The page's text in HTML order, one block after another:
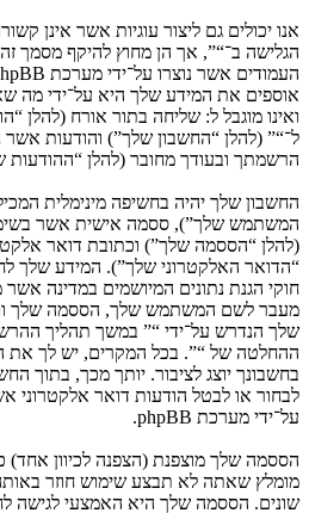
הגלישה ב־“”, אך הן מחוץ להיקף מסמך
אוספים את המידע שלך היא על־ידי מה
ואינו מוגבל ל: שליחה בתור אורח (להלן
ל־“” (להלן “החשבון שלך”) והודעות אשר
הרשמתך ובעודך מחובר (להלן “ההודעות
החשבון שלך יהיה בחשיפה מינימלית
המשתמש שלך”), ססמה אישית אשר
(להלן “הססמה שלך”) וכתובת דואר
“הדואר האלקטרוני שלך”). המידע שלך
חוקי הגנת נתונים המיושמים במדינה
מעבר לשם המשתמש שלך, הססמה שלך
שלך הנדרש על־ידי “” במשך תהליך
ההחלטה של “”. בכל המקרים, יש לך את
בחשבונך יוצג לציבור. יותך מכך, בתוך
לבחור או לבטל הודעות דואר אלקטרוני
על־ידי מערכת phpBB.
הססמה שלך מוצפנת (הצפנה לכיוון
מומלץ שאתה לא תבצע שימוש חוזר
שונים. הססמה שלך היא האמצעי לגישה